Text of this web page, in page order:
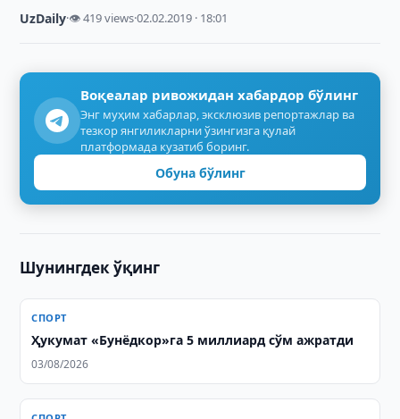
UzDaily·👁 419 views·02.02.2019 · 18:01
Воқеалар ривожидан хабардор бўлинг
Энг муҳим хабарлар, эксклюзив репортажлар ва
тезкор янгиликларни ўзингизга қулай
платформада кузатиб боринг.
Обуна бўлинг
Шунингдек ўқинг
СПОРТ
Ҳукумат «Бунёдкор»га 5 миллиард сўм ажратди
03/08/2026